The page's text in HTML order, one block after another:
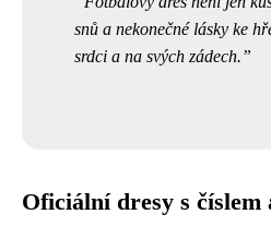
snů a nekonečné lásky ke
srdci a na svých zádech.
Oficiální dresy s číslem